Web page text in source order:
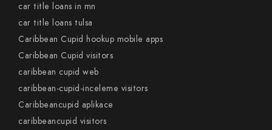
car title loans in mn
car title loans tulsa
Caribbean Cupid hookup mobile apps
Caribbean Cupid visitors
caribbean cupid web
caribbean-cupid-inceleme visitors
Caribbeancupid aplikace
caribbeancupid visitors